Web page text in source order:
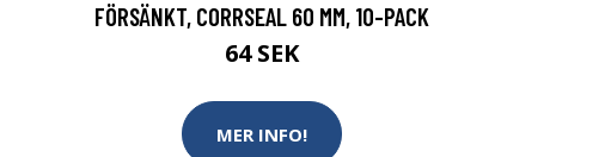
FÖRSÄNKT, CORRSEAL 60 MM, 10-PACK
64 SEK
MER INFO!